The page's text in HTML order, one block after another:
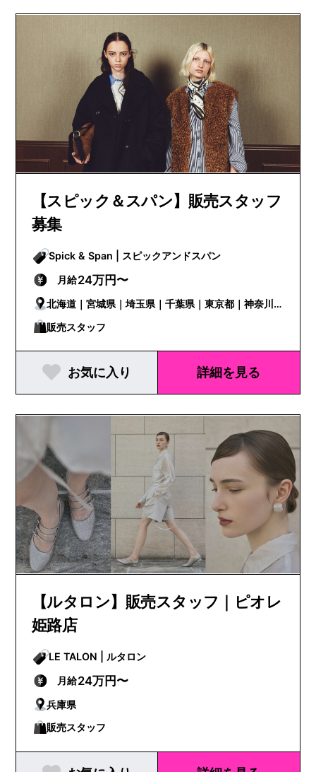
【スピック＆スパン】販売スタッフ
募集
Spick & Span | スピックアンドスパン
月給24万円〜
北海道｜宮城県｜埼玉県｜千葉県｜東京都｜神奈川
県｜新潟県｜静岡県｜愛知県｜京都府｜大阪府｜兵
庫県｜岡山県｜広島県｜愛媛県｜福岡県｜熊本県
販売スタッフ
お気に入り 詳細を見る
【ルタロン】販売スタッフ｜ピオレ
姫路店
LE TALON | ルタロン
月給24万円〜
兵庫県
販売スタッフ